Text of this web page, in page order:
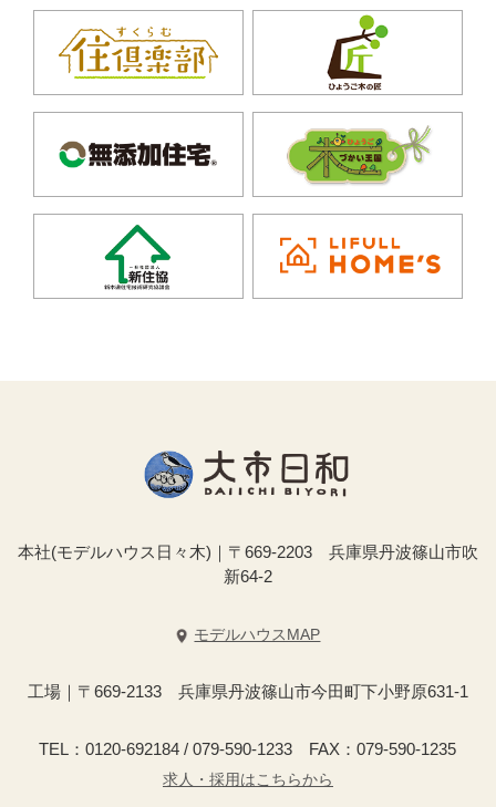
本社(モデルハウス日々木)｜〒669-2203 兵庫県丹波篠山市吹
新64-2
モデルハウスMAP
工場｜〒669-2133 兵庫県丹波篠山市今田町下小野原631-1
TEL：0120-692184 / 079-590-1233 FAX：079-590-1235
求人・採用はこちらから